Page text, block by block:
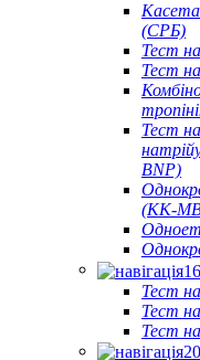
Касета
(СРБ)
Тест
Тест
Тест
BNP)
(КК-
Тест
Тест
Тест